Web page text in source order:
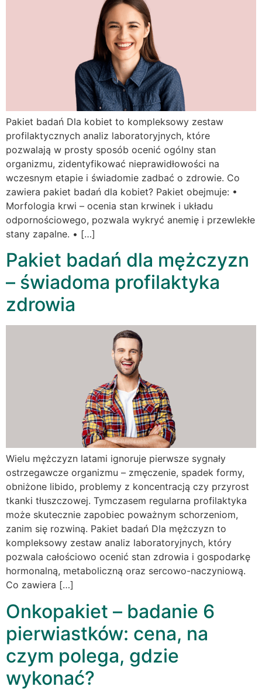
Pakiet badań Dla kobiet to kompleksowy zestaw
profilaktycznych analiz laboratoryjnych, które
pozwalają w prosty sposób ocenić ogólny stan
organizmu, zidentyfikować nieprawidłowości na
wczesnym etapie i świadomie zadbać o zdrowie. Co
zawiera pakiet badań dla kobiet? Pakiet obejmuje: •
Morfologia krwi – ocenia stan krwinek i układu
odpornościowego, pozwala wykryć anemię i przewlekłe
stany zapalne. • […]
Pakiet badań dla mężczyzn
– świadoma profilaktyka
zdrowia
Wielu mężczyzn latami ignoruje pierwsze sygnały
ostrzegawcze organizmu – zmęczenie, spadek formy,
obniżone libido, problemy z koncentracją czy przyrost
tkanki tłuszczowej. Tymczasem regularna profilaktyka
może skutecznie zapobiec poważnym schorzeniom,
zanim się rozwiną. Pakiet badań Dla mężczyzn to
kompleksowy zestaw analiz laboratoryjnych, który
pozwala całościowo ocenić stan zdrowia i gospodarkę
hormonalną, metaboliczną oraz sercowo-naczyniową.
Co zawiera […]
Onkopakiet – badanie 6
pierwiastków: cena, na
czym polega, gdzie
wykonać?